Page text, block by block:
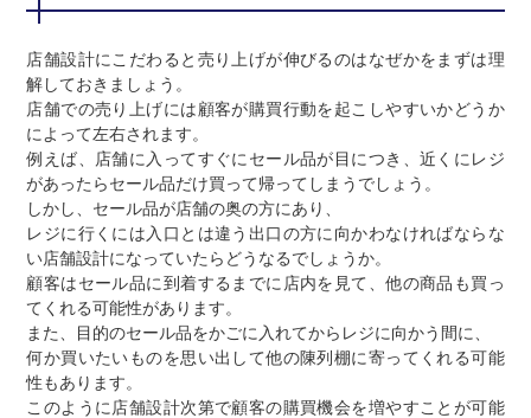
店舗設計にこだわると売り上げが伸びるのはなぜかをまずは理
解しておきましょう。
店舗での売り上げには顧客が購買行動を起こしやすいかどうか
によって左右されます。
例えば、店舗に入ってすぐにセール品が目につき、近くにレジ
があったらセール品だけ買って帰ってしまうでしょう。
しかし、セール品が店舗の奥の方にあり、
レジに行くには入口とは違う出口の方に向かわなければならな
い店舗設計になっていたらどうなるでしょうか。
顧客はセール品に到着するまでに店内を見て、他の商品も買っ
てくれる可能性があります。
また、目的のセール品をかごに入れてからレジに向かう間に、
何か買いたいものを思い出して他の陳列棚に寄ってくれる可能
性もあります。
このように店舗設計次第で顧客の購買機会を増やすことが可能